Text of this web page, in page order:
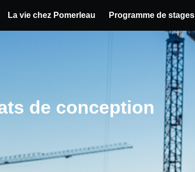
nouveau poste
La vie chez Pomerleau Programme de stages
de conception